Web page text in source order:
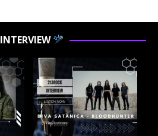
INTERVIEW